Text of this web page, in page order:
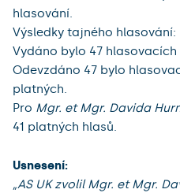
hlasování.
Výsledky tajného hlasování:
Vydáno bylo 47 hlasovacích
Odevzdáno 47 bylo
platných.
Pro ​ Mgr. et Mgr. Davida
41 platných hlasů.
Usnesení:
„AS UK zvolil Mgr. et Mgr.